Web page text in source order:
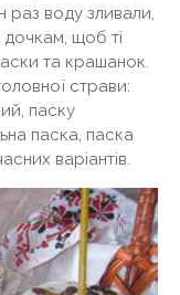
раз воду зливали,
щоб ті
та крашанок.
страви:
паску
паска, паска
варіантів.